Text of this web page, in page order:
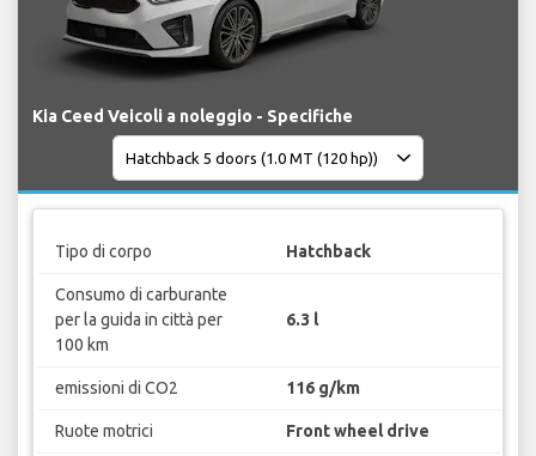
Kia Ceed Veicoli a noleggio - Specifiche
Tipo di corpo Hatchback
Consumo di carburante
per la guida in città per
100 km
6.3 l
emissioni di CO2 116 g/km
Ruote motrici Front wheel drive